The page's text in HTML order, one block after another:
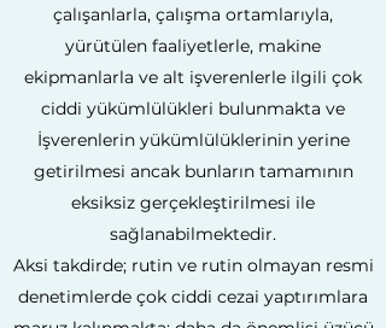
çalışanlarla, çalışma ortamlarıyla,
yürütülen faaliyetlerle, makine
ekipmanlarla ve alt işverenlerle ilgili çok
ciddi yükümlülükleri bulunmakta ve
İşverenlerin yükümlülüklerinin yerine
getirilmesi ancak bunların tamamının
eksiksiz gerçekleştirilmesi ile
sağlanabilmektedir.
Aksi takdirde; rutin ve rutin olmayan resmi
denetimlerde çok ciddi cezai yaptırımlara